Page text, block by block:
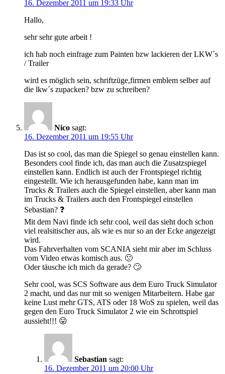
16. Dezember 2011 um 19:33 Uhr
Hallo,
sehr sehr gute arbeit !
ich hab noch einfrage zum Painten bzw lackieren der LKW´s
/ Trailer
wird es möglich sein, schriftzüge,firmen emblem selber auf
die lkw´s zupacken? bzw zu schreiben?
Nico sagt:
16. Dezember 2011 um 19:55 Uhr
Das ist so cool, das man die Spiegel so genau einstellen kann.
Besonders cool finde ich, das man auch die Zusatzspiegel
einstellen kann. Endlich ist auch der Frontspiegel richtig
eingestellt. Wie ich herausgefunden habe, kann man im
Trucks & Trailers auch die Spiegel einstellen, aber kann man
im Trucks & Trailers auch den Frontspiegel einstellen
Sebastian? ❓
Mit dem Navi finde ich sehr cool, weil das sieht doch schon
viel realsitischer aus, als wie es nur so an der Ecke angezeigt
wird.
Das Fahrverhalten vom SCANIA sieht mir aber im Schluss
vom Video etwas komisch aus. 🙁
Oder täusche ich mich da gerade? 🙄
Sehr cool, was SCS Software aus dem Euro Truck Simulator
2 macht, und das nur mit so wenigen Mitarbeitern. Habe gar
keine Lust mehr GTS, ATS oder 18 WoS zu spielen, weil das
gegen den Euro Truck Simulator 2 wie ein Schrottspiel
aussieht!!! 😛
Sebastian sagt:
16. Dezember 2011 um 20:00 Uhr